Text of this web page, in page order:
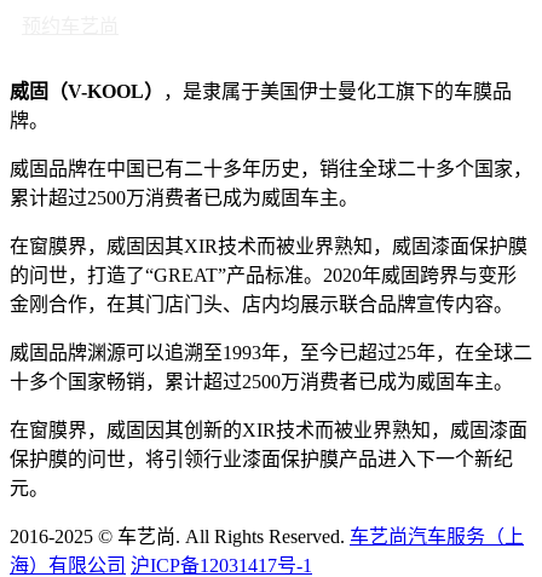
威固（V-KOOL）
，是隶属于美国伊士曼化工旗下的车膜品
牌。
威固品牌在中国已有二十多年历史，销往全球二十多个国家，
累计超过2500万消费者已成为威固车主。
在窗膜界，威固因其XIR技术而被业界熟知，威固漆面保护膜
的问世，打造了“GREAT”产品标准。2020年威固跨界与变形
金刚合作，在其门店门头、店内均展示联合品牌宣传内容。
威固品牌渊源可以追溯至1993年，至今已超过25年，在全球二
十多个国家畅销，累计超过2500万消费者已成为威固车主。
在窗膜界，威固因其创新的XIR技术而被业界熟知，威固漆面
保护膜的问世，将引领行业漆面保护膜产品进入下一个新纪
元。
2016-2025 © 车艺尚. All Rights Reserved. 车艺尚汽车服务（上
海）有限公司 沪ICP备12031417号-1